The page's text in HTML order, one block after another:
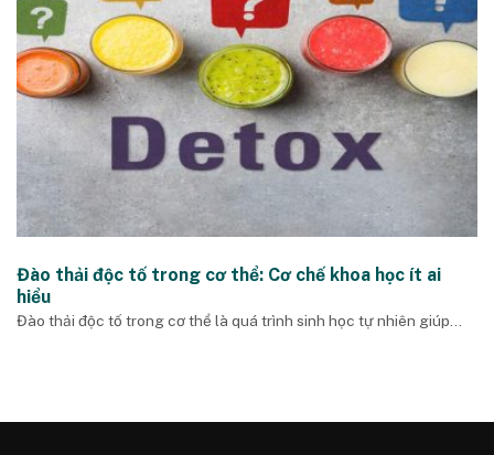
Đào thải độc tố trong cơ thể: Cơ chế khoa học ít ai
hiểu
Đào thải độc tố trong cơ thể là quá trình sinh học tự nhiên giúp...